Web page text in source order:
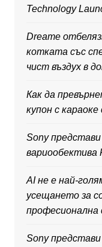
Technology
Dreame
котката със
чист въздух в
Как да
купон с
Sony
вариообектива
AI не е най-
усещането за
професионална
Sony